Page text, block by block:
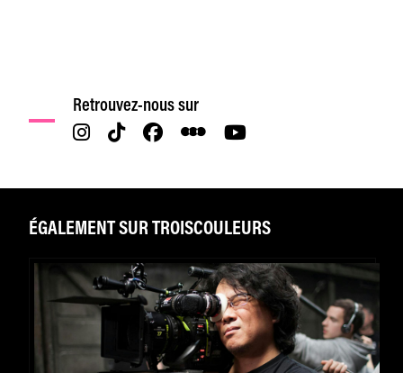
Retrouvez-nous sur
ÉGALEMENT SUR TROISCOULEURS